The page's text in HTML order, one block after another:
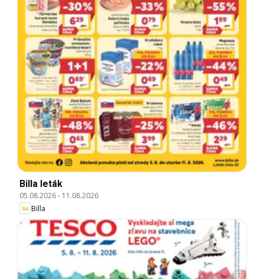
Billa leták
05.08.2026- 11.08.2026
Billa